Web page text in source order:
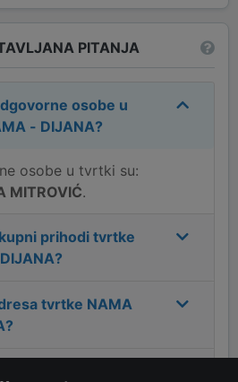
PITANJA
osobe u
- DIJANA?
osobe u tvrtki su:
MITROVIĆ.
prihodi tvrtke
?
tvrtke NAMA
?